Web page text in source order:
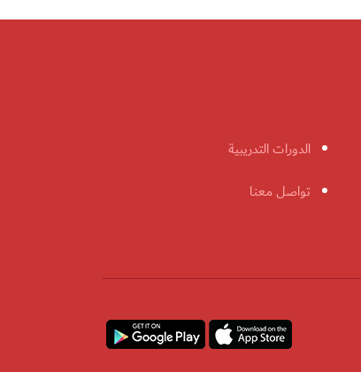
الدورات التدريبية
تواصل معنا